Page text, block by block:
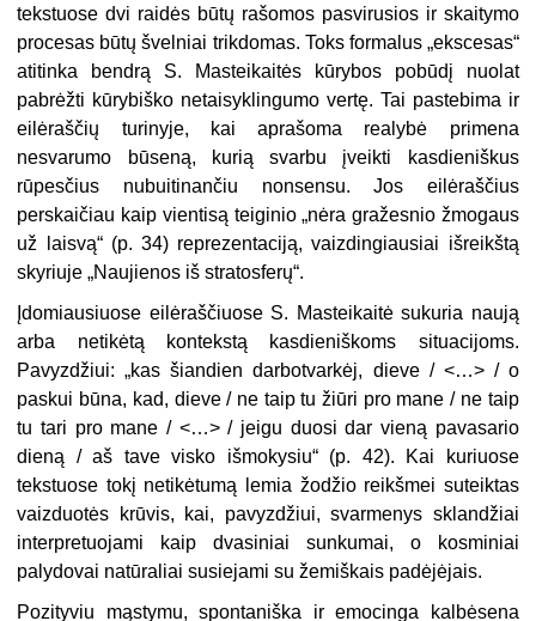
tekstuose dvi raidės būtų rašomos pasvirusios ir skaitymo
procesas būtų švelniai trikdomas. Toks formalus „ekscesas“
atitinka bendrą S. Masteikaitės kūrybos pobūdį nuolat
pabrėžti kūrybiško netaisyklingumo vertę. Tai pastebima ir
eilėraščių turinyje, kai aprašoma realybė primena
nesvarumo būseną, kurią svarbu įveikti kasdieniškus
rūpesčius nubuitinančiu nonsensu. Jos eilėraščius
perskaičiau kaip vientisą teiginio „nėra gražesnio žmogaus
už laisvą“ (p. 34) reprezentaciją, vaizdingiausiai išreikštą
skyriuje „Naujienos iš stratosferų“.
Įdomiausiuose eilėraščiuose S. Masteikaitė sukuria naują
arba netikėtą kontekstą kasdieniškoms situacijoms.
Pavyzdžiui: „kas šiandien darbotvarkėj, dieve / <…> / o
paskui būna, kad, dieve / ne taip tu žiūri pro mane / ne taip
tu tari pro mane / <…> / jeigu duosi dar vieną pavasario
dieną / aš tave visko išmokysiu“ (p. 42). Kai kuriuose
tekstuose tokį netikėtumą lemia žodžio reikšmei suteiktas
vaizduotės krūvis, kai, pavyzdžiui, svarmenys sklandžiai
interpretuojami kaip dvasiniai sunkumai, o kosminiai
palydovai natūraliai susiejami su žemiškais padėjėjais.
Pozityviu mąstymu, spontaniška ir emocinga kalbėsena